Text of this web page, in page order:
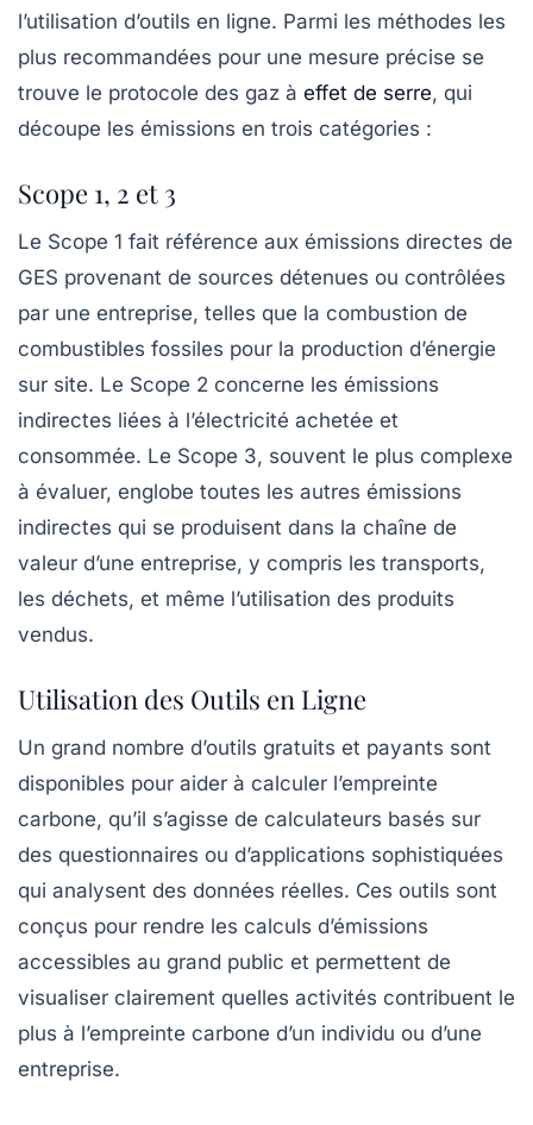
l’utilisation d’outils en ligne. Parmi les méthodes les
plus recommandées pour une mesure précise se
trouve le protocole des gaz à effet de serre, qui
découpe les émissions en trois catégories :
Scope 1, 2 et 3
Le Scope 1 fait référence aux émissions directes de
GES provenant de sources détenues ou contrôlées
par une entreprise, telles que la combustion de
combustibles fossiles pour la production d’énergie
sur site. Le Scope 2 concerne les émissions
indirectes liées à l’électricité achetée et
consommée. Le Scope 3, souvent le plus complexe
à évaluer, englobe toutes les autres émissions
indirectes qui se produisent dans la chaîne de
valeur d’une entreprise, y compris les transports,
les déchets, et même l’utilisation des produits
vendus.
Utilisation des Outils en Ligne
Un grand nombre d’outils gratuits et payants sont
disponibles pour aider à calculer l’empreinte
carbone, qu’il s’agisse de calculateurs basés sur
des questionnaires ou d’applications sophistiquées
qui analysent des données réelles. Ces outils sont
conçus pour rendre les calculs d’émissions
accessibles au grand public et permettent de
visualiser clairement quelles activités contribuent le
plus à l’empreinte carbone d’un individu ou d’une
entreprise.